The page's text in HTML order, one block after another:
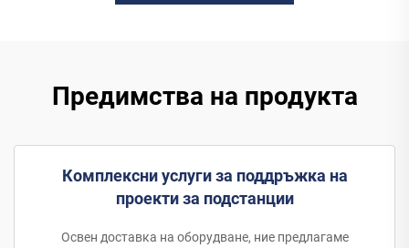
Предимства на продукта
Комплексни услуги за поддръжка на
проекти за подстанции
Освен доставка на оборудване, ние предлагаме